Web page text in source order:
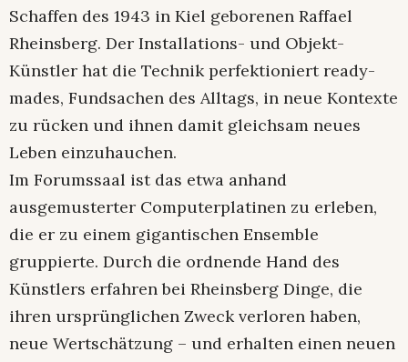
Schaffen des 1943 in Kiel geborenen Raffael
Rheinsberg. Der Installations- und Objekt-
Künstler hat die Technik perfektioniert ready-
mades, Fundsachen des Alltags, in neue Kontexte
zu rücken und ihnen damit gleichsam neues
Leben einzuhauchen.
Im Forumssaal ist das etwa anhand
ausgemusterter Computerplatinen zu erleben,
die er zu einem gigantischen Ensemble
gruppierte. Durch die ordnende Hand des
Künstlers erfahren bei Rheinsberg Dinge, die
ihren ursprünglichen Zweck verloren haben,
neue Wertschätzung – und erhalten einen neuen